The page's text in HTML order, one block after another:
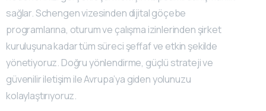
sağlar. Schengen vizesinden dijital göçebe
programlarına, oturum ve çalışma izinlerinden şirket
kuruluşuna kadar tüm süreci şeffaf ve etkin şekilde
yönetiyoruz. Doğru yönlendirme, güçlü strateji ve
güvenilir iletişim ile Avrupa’ya giden yolunuzu
kolaylaştırıyoruz.